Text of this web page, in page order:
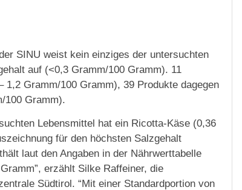
SINU weist kein einziges der untersuchten
auf (<0,3 Gramm/100 Gramm). 11
1,2 Gramm/100 Gramm), 39 Produkte dagegen
100 Gramm).
Lebensmittel hat ein Ricotta-Käse (0,36
für den höchsten Salzgehalt
laut den Angaben in der Nährwerttabelle
erzählt Silke Raffeiner, die
Südtirol. “Mit einer Standardportion von